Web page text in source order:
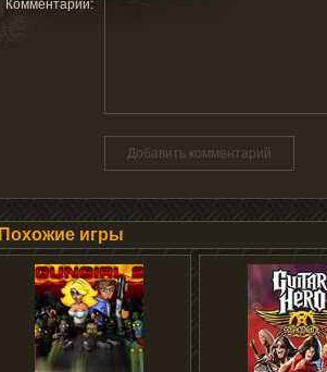
Комментарий:
Добавить комментарий
Похожие игры